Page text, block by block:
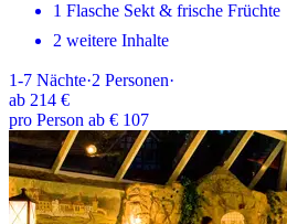
1 Flasche Sekt & frische Früchte
2 weitere Inhalte
1-7 Nächte·2 Personen·
ab 214 €
pro Person ab € 107